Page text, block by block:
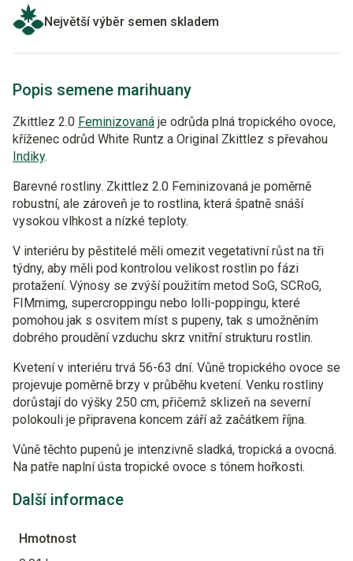
Největší výběr semen skladem
Popis semene marihuany
Zkittlez 2.0 Feminizovaná je odrůda plná tropického ovoce,
kříženec odrůd White Runtz a Original Zkittlez s převahou
Indiky.
Barevné rostliny. Zkittlez 2.0 Feminizovaná je poměrně
robustní, ale zároveň je to rostlina, která špatně snáší
vysokou vlhkost a nízké teploty.
V interiéru by pěstitelé měli omezit vegetativní růst na tři
týdny, aby měli pod kontrolou velikost rostlin po fázi
protažení. Výnosy se zvýší použitím metod SoG, SCRoG,
FIMmimg, supercroppingu nebo lolli-poppingu, které
pomohou jak s osvitem míst s pupeny, tak s umožněním
dobrého proudění vzduchu skrz vnitřní strukturu rostlin.
Kvetení v interiéru trvá 56-63 dní. Vůně tropického ovoce se
projevuje poměrně brzy v průběhu kvetení. Venku rostliny
dorůstají do výšky 250 cm, přičemž sklizeň na severní
polokouli je připravena koncem září až začátkem října.
Vůně těchto pupenů je intenzivně sladká, tropická a ovocná.
Na patře naplní ústa tropické ovoce s tónem hořkosti.
Další informace
Hmotnost